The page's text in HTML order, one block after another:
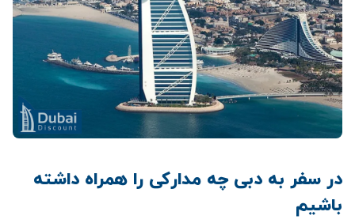
در سفر به دبی چه مداركی را همراه داشته
باشيم